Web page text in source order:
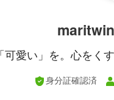
可愛い」を。心をく
身分証確認済